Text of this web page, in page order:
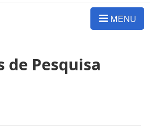
MENU
de Pesquisa